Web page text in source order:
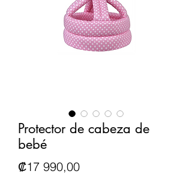
Protector de cabeza de
bebé
₡17 990,00Precio